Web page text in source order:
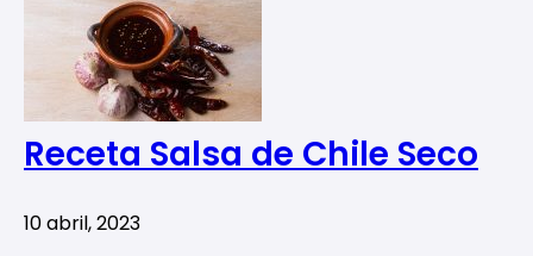
Receta Salsa de Chile Seco
10 abril, 2023